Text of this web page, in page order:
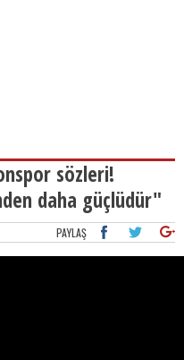
sözleri!
daha güçlüdür"
PAYLAŞ